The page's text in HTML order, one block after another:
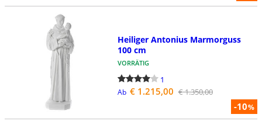
-10%
Heiliger Antonius Marmorguss
100 cm
VORRÄTIG
1
Ab € 1.215,00 € 1.350,00